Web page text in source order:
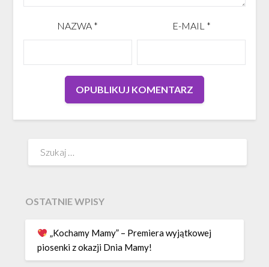
NAZWA * E-MAIL *
OSTATNIE WPISY
„Kochamy Mamy” – Premiera wyjątkowej
piosenki z okazji Dnia Mamy!